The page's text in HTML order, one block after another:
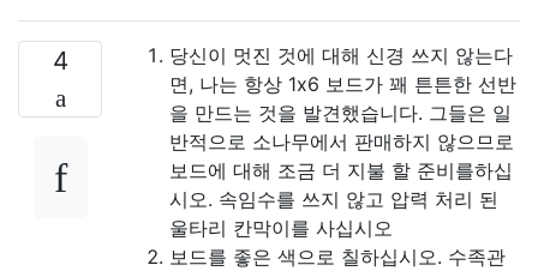
4
당신이 멋진 것에 대해 신경 쓰지 않는다
면, 나는 항상 1x6 보드가 꽤 튼튼한 선반
을 만드는 것을 발견했습니다. 그들은 일
반적으로 소나무에서 판매하지 않으므로
보드에 대해 조금 더 지불 할 준비를하십
시오. 속임수를 쓰지 않고 압력 처리 된
울타리 칸막이를 사십시오
보드를 좋은 색으로 칠하십시오. 수족관